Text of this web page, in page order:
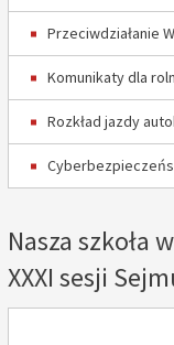
Przeciwdziałanie
Komunikaty dla
Rozkład jazdy
Nasza szkoła
XXXI sesji